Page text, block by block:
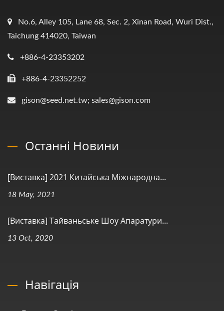
No.6, Alley 105, Lane 68, Sec. 2, Xinan Road, Wuri Dist.,
Taichung 414020, Taiwan
+886-4-23353202
+886-4-23352252
gison@seed.net.tw; sales@gison.com
Останні Новини
[Виставка] 2021 Китайська Міжнародна...
18 May, 2021
[Виставка] Тайваньське Шоу Апаратури...
13 Oct, 2020
Навігація